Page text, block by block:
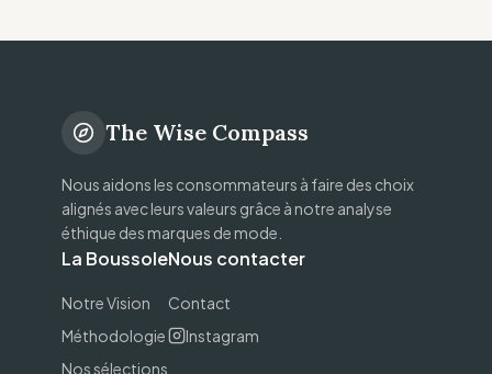
The Wise Compass
Nous aidons les consommateurs à faire des choix
alignés avec leurs valeurs grâce à notre analyse
éthique des marques de mode.
La Boussole
Notre Vision
Méthodologie
Nos sélections
Nous contacter
Contact
Instagram